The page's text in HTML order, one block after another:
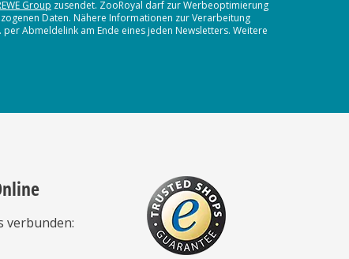
Group zusendet. ZooRoyal darf zur Werbeoptimierung
Daten. Nähere Informationen zur Verarbeitung
Abmeldelink am Ende eines jeden Newsletters. Weitere
verbunden: